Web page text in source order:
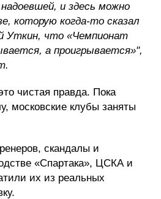
и здесь можно
которую когда-то сказал
Уткин, что «Чемпионат
а проигрывается»",
чистая правда. Пока
московские клубы заняты
скандалы и
«Спартака», ЦСКА и
их из реальных